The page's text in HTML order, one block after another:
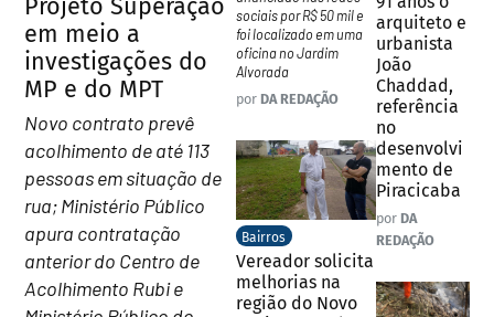
Projeto Superação
em meio a
investigações do
MP e do MPT
Novo contrato prevê
acolhimento de até 113
pessoas em situação de
rua; Ministério Público
apura contratação
anterior do Centro de
Acolhimento Rubi e
sociais por R$ 50 mil e
foi localizado em uma
oficina no Jardim
Alvorada
por DA REDAÇÃO
Bairros
Vereador solicita
melhorias na
região do Novo
arquiteto e
urbanista
João
Chaddad,
referência
no
desenvolvi
mento de
Piracicaba
por DA
REDAÇÃO